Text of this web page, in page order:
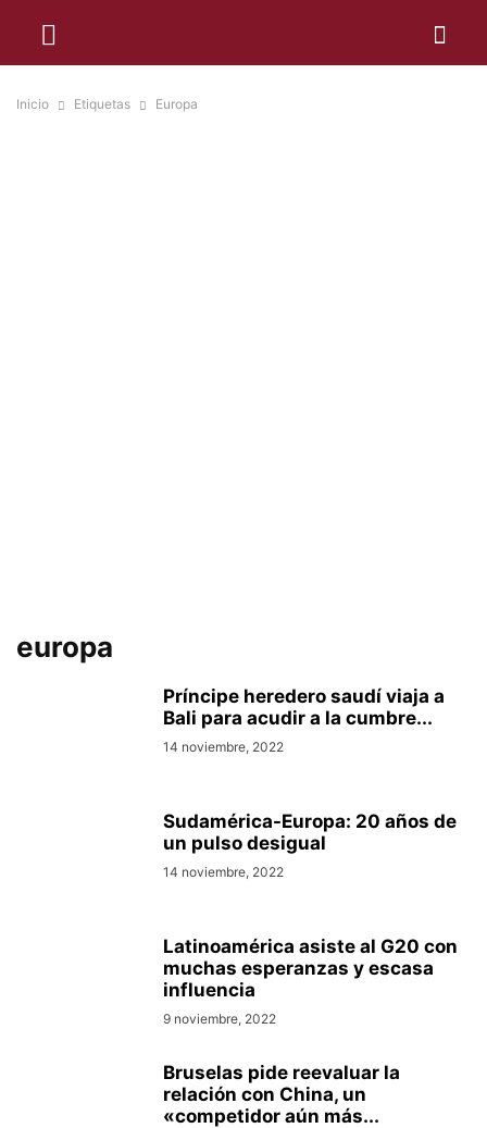
Inicio Etiquetas Europa
europa
Príncipe heredero saudí viaja a
Bali para acudir a la cumbre...
14 noviembre, 2022
Sudamérica-Europa: 20 años de
un pulso desigual
14 noviembre, 2022
Latinoamérica asiste al G20 con
muchas esperanzas y escasa
influencia
9 noviembre, 2022
Bruselas pide reevaluar la
relación con China, un
«competidor aún más...